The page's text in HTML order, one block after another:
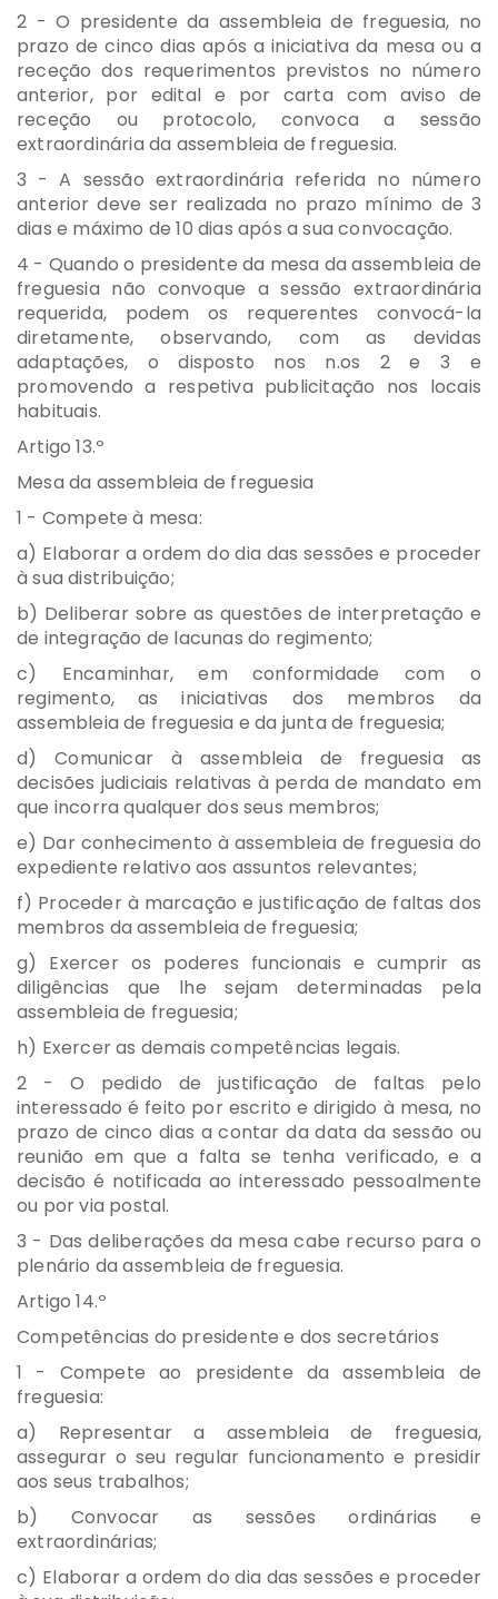
2 - O presidente da assembleia de freguesia, no
prazo de cinco dias após a iniciativa da mesa ou a
receção dos requerimentos previstos no número
anterior, por edital e por carta com aviso de
receção ou protocolo, convoca a sessão
extraordinária da assembleia de freguesia.
3 - A sessão extraordinária referida no número
anterior deve ser realizada no prazo mínimo de 3
dias e máximo de 10 dias após a sua convocação.
4 - Quando o presidente da mesa da assembleia de
freguesia não convoque a sessão extraordinária
requerida, podem os requerentes convocá-la
diretamente, observando, com as devidas
adaptações, o disposto nos n.os 2 e 3 e
promovendo a respetiva publicitação nos locais
habituais.
Artigo 13.º
Mesa da assembleia de freguesia
1 - Compete à mesa:
a) Elaborar a ordem do dia das sessões e proceder
à sua distribuição;
b) Deliberar sobre as questões de interpretação e
de integração de lacunas do regimento;
c) Encaminhar, em conformidade com o
regimento, as iniciativas dos membros da
assembleia de freguesia e da junta de freguesia;
d) Comunicar à assembleia de freguesia as
decisões judiciais relativas à perda de mandato em
que incorra qualquer dos seus membros;
e) Dar conhecimento à assembleia de freguesia do
expediente relativo aos assuntos relevantes;
f) Proceder à marcação e justificação de faltas dos
membros da assembleia de freguesia;
g) Exercer os poderes funcionais e cumprir as
diligências que lhe sejam determinadas pela
assembleia de freguesia;
h) Exercer as demais competências legais.
2 - O pedido de justificação de faltas pelo
interessado é feito por escrito e dirigido à mesa, no
prazo de cinco dias a contar da data da sessão ou
reunião em que a falta se tenha verificado, e a
decisão é notificada ao interessado pessoalmente
ou por via postal.
3 - Das deliberações da mesa cabe recurso para o
plenário da assembleia de freguesia.
Artigo 14.º
Competências do presidente e dos secretários
1 - Compete ao presidente da assembleia de
freguesia:
a) Representar a assembleia de freguesia,
assegurar o seu regular funcionamento e presidir
aos seus trabalhos;
b) Convocar as sessões ordinárias e
extraordinárias;
c) Elaborar a ordem do dia das sessões e proceder